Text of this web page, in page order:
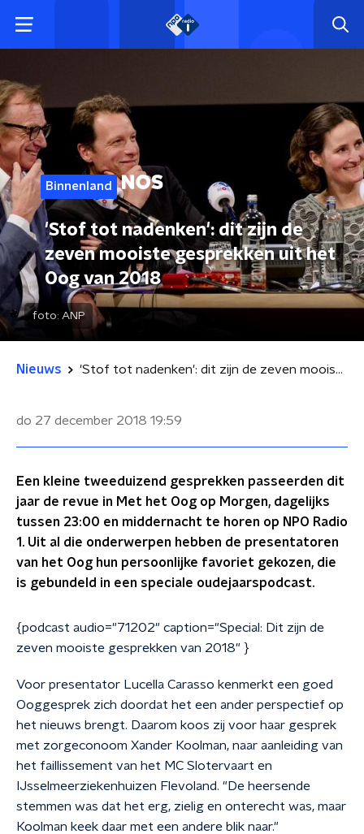
Binnenland
'Stof tot nadenken': dit zijn de
zeven mooiste gesprekken uit het
Oog van 2018
foto: ANP
Nieuws 'Stof tot nadenken': dit zijn de zeven mooiste gesprekken uit het Oog van 2018
do 27 december 2018 19:59
Een kleine tweeduizend gesprekken passeerden dit
jaar de revue in Met het Oog op Morgen, dagelijks
tussen 23:00 en middernacht te horen op NPO Radio
1. Uit al die onderwerpen hebben de presentatoren
van het Oog hun persoonlijke favoriet gekozen, die
is gebundeld in een speciale oudejaarspodcast.
{podcast audio="71202" caption="Special: Dit zijn de
zeven mooiste gesprekken van 2018" }
Voor presentator Lucella Carasso kenmerkt een goed
Ooggesprek zich doordat het een ander perspectief op
het nieuws brengt. Daarom koos zij voor haar gesprek
met zorgeconoom Xander Koolman, naar aanleiding van
het faillissement van het MC Slotervaart en
IJsselmeerziekenhuizen Flevoland. "De heersende
stemmen was dat het erg, zielig en onterecht was, maar
Koolman keek daar met een andere blik naar."